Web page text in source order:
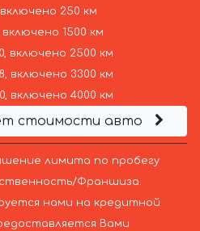
включено 250 км
1500 км
включено 2500 км
включено 3300 км
включено 4000 км
стоимости авто
лимита по пробегу
Франшиза.
нами на кредитной
Вами